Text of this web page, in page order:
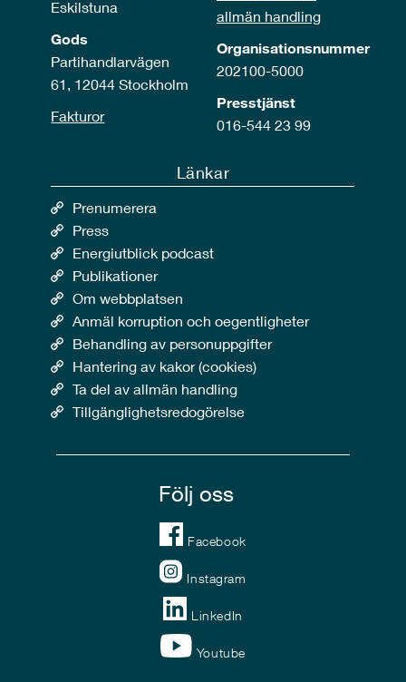
Eskilstuna
Gods
Partihandlarvägen
61, 12044 Stockholm
Fakturor
allmän handling
Organisationsnummer
202100-5000
Presstjänst
016-544 23 99
Länkar
Prenumerera
Press
Energiutblick podcast
Publikationer
Om webbplatsen
Anmäl korruption och oegentligheter
Behandling av personuppgifter
Hantering av kakor (cookies)
Ta del av allmän handling
Tillgänglighetsredogörelse
Följ oss
Facebook
Instagram
LinkedIn
Youtube